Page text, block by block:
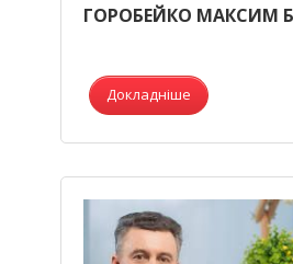
ГОРОБЕЙКО МАКСИМ
Докладніше